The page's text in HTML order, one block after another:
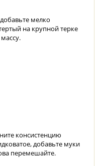
мелко
на крупной терке
консистенцию
добавьте муки
перемешайте.